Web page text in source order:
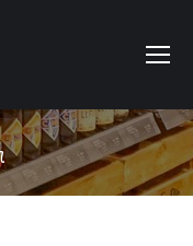
ici :